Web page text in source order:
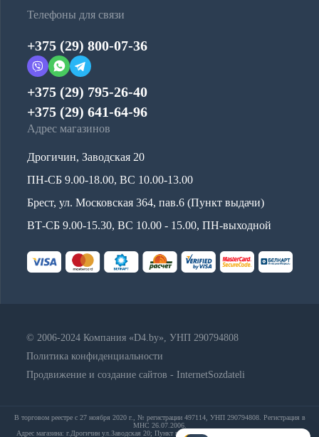
Телефоны для связи
+375 (29) 800-07-36
+375 (29) 795-26-40
+375 (29) 641-64-96
Адрес магазинов
Дрогичин, Заводская 20
ПН-СБ 9.00-18.00, ВС 10.00-13.00
Брест, ул. Московская 364, пав.6 (Пункт выдачи)
ВТ-СБ 9.00-15.30, ВС 10.00 - 15.00, ПН-выходной
© 2006-2024 Компания «D4.by», УНП 290794808
Политика конфиденциальности
Продвижение и создание сайтов - InternetSozdateli
В торговом реестре с 27 ноября 2020 г., № регистрации 497114, УНП 290794808. Регистрация в
МНС 26.07.2006.
Адрес магазина: г.Дрогичин ул.Заводская 20; Пункт выдачи: Брест, ул. Московская 364, пав.6;